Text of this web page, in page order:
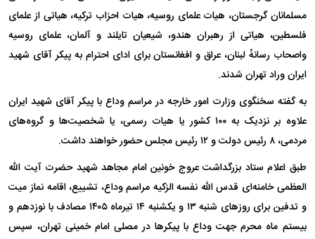
مسلمانان گرجستان، هیات علمای روسیه، هیات احزاب ترکیه، هیاتی از علمای
فلسطین، هیاتی از رهبران هندو، شیعیان تایلند و آلمان، علمای روسیه
واصحاب رسانهٔ لبنان، عراق و افغانستان برای ادای احترام به پیکر آقای شهید
ایران وراد تهران شدند.
به گفته سخنگوی وزارت امور خارجه در مراسم وداع با پیکر آقای شهید ایران
علاوه بر نزدیک به ۱۰۰ کشور یا هیات رسمی، یا شخصیت‌ها و گروه‌های
مردمی، ۸ رئیس دولت و ۱۲ رئیس مجلس حضور خواهند داشت.
طبق اعلام ستاد بزرگداشت عروج خونین امام مجاهد شهید حضرت آیت‌ الله
العظمی خامنه‌ای قدس الله نفسه الزکیه مراسم وداع، تشییع، اقامه نماز میت
و تدفین برای روزهای شنبه ۱۳ و یکشنبه ۱۴ تیرماه ۱۴۰۵ مصادف با نوزدهم و
بیستم ماه محرم جهت وداع با پیکرها در مصلی امام خمینی تهران، سپس